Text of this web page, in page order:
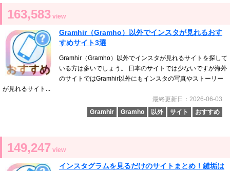
163,583 view
Gramhir（Gramho）以外でインスタが見れるおす
すめサイト3選
Gramhir（Gramho）以外でインスタが見れるサイトを探して
いる方は多いでしょう。 日本のサイトでは少ないですが海外
のサイトではGramhir以外にもインスタの写真やストーリー
が見れるサイト...
最終更新日：2026-06-03
Gramhir
Gramho 以外 サイト おすすめ
149,247 view
インスタグラムを見るだけのサイトまとめ！鍵垢は